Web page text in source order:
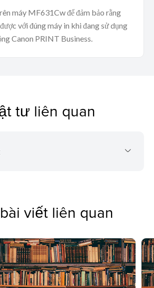
máy MF631Cw để đảm bảo rằng
với đúng máy in khi đang sử dụng
Canon PRINT Business.
tư liên quan
viết liên quan